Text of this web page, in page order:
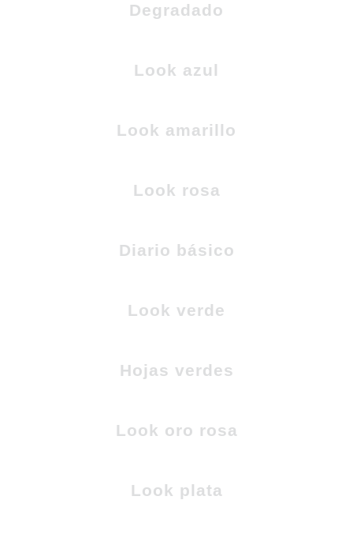
Degradado
Look azul
Look amarillo
Look rosa
Diario básico
Look verde
Hojas verdes
Look oro rosa
Look plata